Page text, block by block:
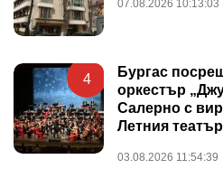
07.08.2026 10:13:03
4
Бургас
оркестър
Салерно с
Летния театър
03.08.2026 11:54:39